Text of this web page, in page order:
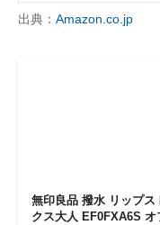
出典： Amazon.co.jp
無印良品 撥水 リップ
クス大人 EF0FXA6S オ